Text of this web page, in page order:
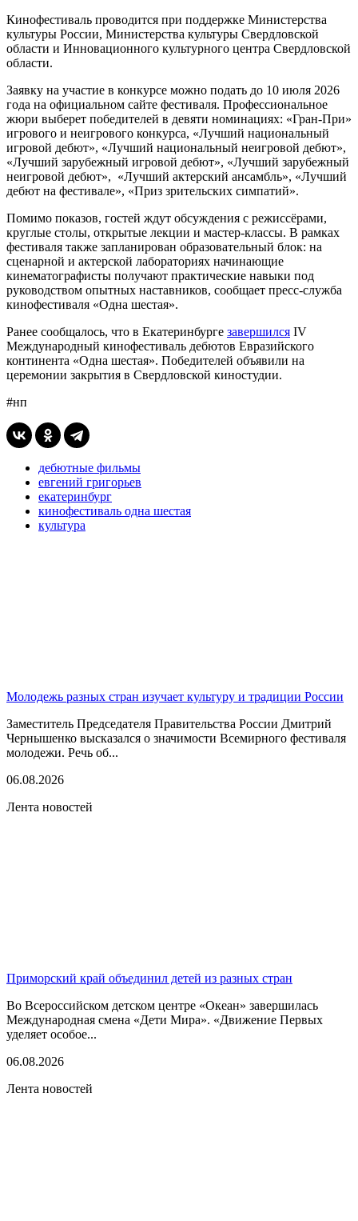
Кинофестиваль проводится при поддержке Министерства
культуры России, Министерства культуры Свердловской
области и Инновационного культурного центра Свердловской
области.
Заявку на участие в конкурсе можно подать до 10 июля 2026
года на официальном сайте фестиваля. Профессиональное
жюри выберет победителей в девяти номинациях: «Гран-При»
игрового и неигрового конкурса, «Лучший национальный
игровой дебют», «Лучший национальный неигровой дебют»,
«Лучший зарубежный игровой дебют», «Лучший зарубежный
неигровой дебют», «Лучший актерский ансамбль», «Лучший
дебют на фестивале», «Приз зрительских симпатий».
Помимо показов, гостей ждут обсуждения с режиссёрами,
круглые столы, открытые лекции и мастер-классы. В рамках
фестиваля также запланирован образовательный блок: на
сценарной и актерской лабораториях начинающие
кинематографисты получают практические навыки под
руководством опытных наставников, сообщает пресс-служба
кинофестиваля «Одна шестая».
Ранее сообщалось, что в Екатеринбурге завершился IV
Международный кинофестиваль дебютов Евразийского
континента «Одна шестая». Победителей объявили на
церемонии закрытия в Свердловской киностудии.
#нп
дебютные фильмы
евгений григорьев
екатеринбург
кинофестиваль одна шестая
культура
Молодежь разных стран изучает культуру и традиции России
Заместитель Председателя Правительства России Дмитрий
Чернышенко высказался о значимости Всемирного фестиваля
молодежи. Речь об...
06.08.2026
Лента новостей
Приморский край объединил детей из разных стран
Во Всероссийском детском центре «Океан» завершилась
Международная смена «Дети Мира». «Движение Первых
уделяет особое...
06.08.2026
Лента новостей